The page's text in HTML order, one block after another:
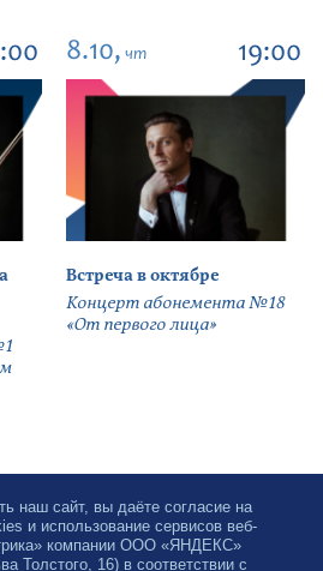
8.10, чт 19:00
Встреча в октябре
Концерт абонемента №18
«От первого лица»
наш сайт, вы даёте согласие на
и использование сервисов веб-
компании ООО «ЯНДЕКС»
Толстого, 16) в соответствии с